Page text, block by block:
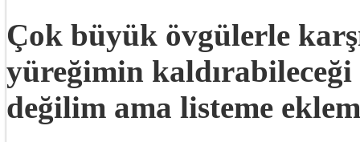
Çok büyük övgülerle
yüreğimin
değilim ama listeme